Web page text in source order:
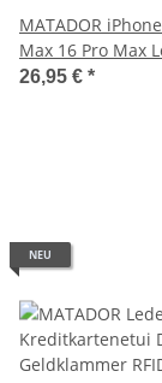
MATADOR
Max 16 Pro Max
Etui Schwarz
26,95 € *
NEU